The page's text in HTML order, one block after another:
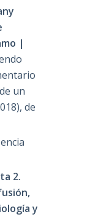
|
un
de
2.
y